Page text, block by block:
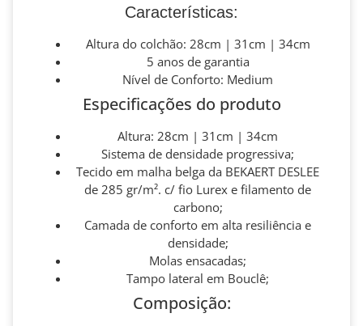
Características:
Altura do colchão: 28cm | 31cm | 34cm
5 anos de garantia
Nível de Conforto: Medium
Especificações do produto
Altura: 28cm | 31cm | 34cm
Sistema de densidade progressiva;
Tecido em malha belga da BEKAERT DESLEE
de 285 gr/m². c/ fio Lurex e filamento de
carbono;
Camada de conforto em alta resiliência e
densidade;
Molas ensacadas;
Tampo lateral em Bouclê;
Composição: